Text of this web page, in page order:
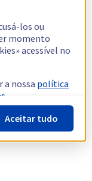
los ou
momento
acessível no
a nossa política
Aceitar tudo